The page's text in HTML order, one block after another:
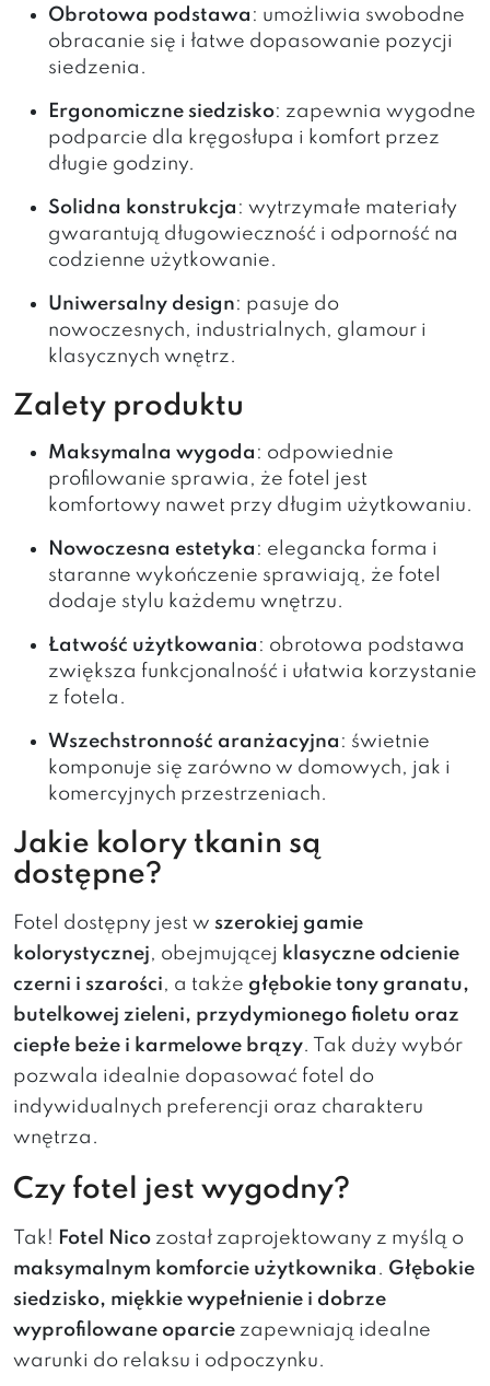
Obrotowa podstawa : umożliwia swobodne
obracanie się i łatwe dopasowanie pozycji
siedzenia.
Ergonomiczne siedzisko: zapewnia wygodne
podparcie dla kręgosłupa i komfort przez
długie godziny.
Solidna konstrukcja : wytrzymałe materiały
gwarantują długowieczność i odporność na
codzienne użytkowanie.
Uniwersalny design: pasuje do
nowoczesnych, industrialnych, glamour i
klasycznych wnętrz.
Zalety produktu
Maksymalna wygoda : odpowiednie
profilowanie sprawia, że fotel jest
komfortowy nawet przy długim użytkowaniu.
Nowoczesna estetyka : elegancka forma i
staranne wykończenie sprawiają, że fotel
dodaje stylu każdemu wnętrzu.
Łatwość użytkowania : obrotowa podstawa
zwiększa funkcjonalność i ułatwia korzystanie
z fotela.
Wszechstronność aranżacyjna : świetnie
komponuje się zarówno w domowych, jak i
komercyjnych przestrzeniach.
Jakie kolory tkanin są
dostępne?
Fotel dostępny jest w szerokiej gamie
kolorystycznej, obejmującej klasyczne odcienie
czerni i szarości, a także głębokie tony granatu,
butelkowej zieleni, przydymionego fioletu oraz
ciepłe beże i karmelowe brązy. Tak duży wybór
pozwala idealnie dopasować fotel do
indywidualnych preferencji oraz charakteru
wnętrza.
Czy fotel jest wygodny?
Tak! Fotel Nico został zaprojektowany z myślą o
maksymalnym komforcie użytkownika . Głębokie
siedzisko, miękkie wypełnienie i dobrze
wyprofilowane oparcie zapewniają idealne
warunki do relaksu i odpoczynku.